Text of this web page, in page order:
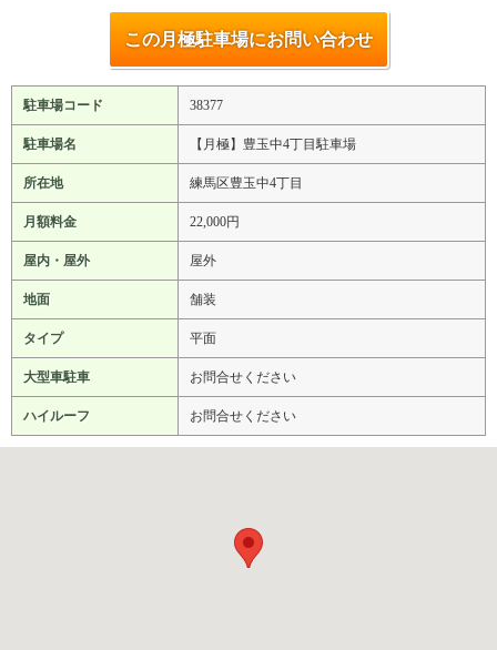
この月極駐車場にお問い合わせ
駐車場コード 38377
駐車場名 【月極】豊玉中4丁目駐車場
所在地 練馬区豊玉中4丁目
月額料金 22,000円
屋内・屋外 屋外
地面 舗装
タイプ 平面
大型車駐車 お問合せください
ハイルーフ お問合せください